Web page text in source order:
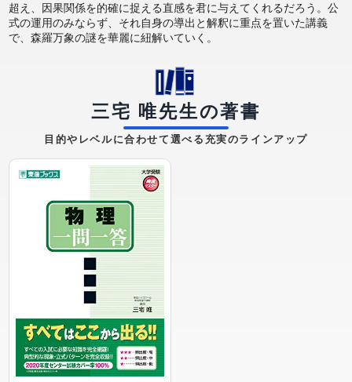
超え、因果関係を的確に捉える直感を君に与えてくれるだろう。公
式の運用のみならず、それ自身の導出と解釈に重点を置いた講義
で、森羅万象の謎を華麗に紐解いていく。
三宅 唯先生の著書
目的やレベルに合わせて選べる充実のラインアップ